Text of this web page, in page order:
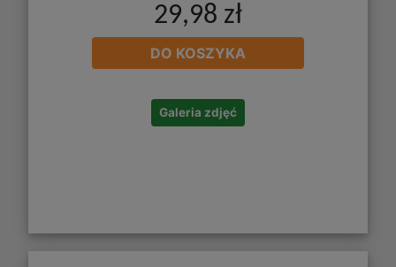
29,98 zł
DO KOSZYKA
Galeria zdjęć